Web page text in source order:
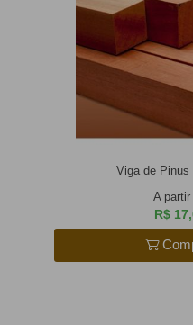
Viga de Pinus
A partir
R$